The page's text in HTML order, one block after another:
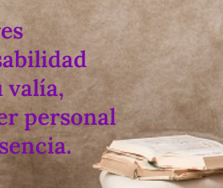
valía,
personal